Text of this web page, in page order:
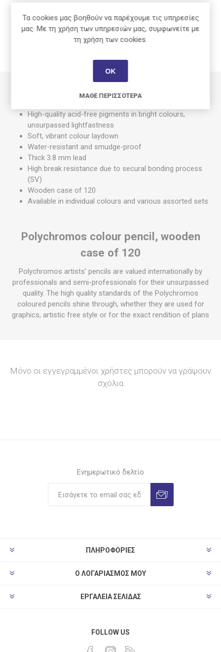
ΠΕΡΙΓΡΑΦΉ
Product details
High-quality acid-free pigments in bright colours,
unsurpassed lightfastness
Soft, vibrant colour laydown
Water-resistant and smudge-proof
Thick 3.8 mm lead
High break resistance due to secural bonding process
(SV)
Wooden case of 120
Available in individual colours and various assorted sets
Polychromos colour pencil, wooden
case of 120
Polychromos artists' pencils are valued internationally by
professionals and semi-professionals for their unsurpassed
quality. The high quality standards of the Polychromos
coloured pencils shine through, whether they are used for
graphics, artistic free style or for the exact rendition of plans
Μόνο οι εγγεγραμμένοι χρήστες μπορούν να γράψουν
σχόλια
Ενημερωτικό δελτίο
ΠΛΗΡΟΦΟΡΊΕΣ
Ο ΛΟΓΑΡΙΑΣΜΌΣ ΜΟΥ
ΕΡΓΑΛΕΊΑ ΣΕΛΊΔΑΣ
FOLLOW US
Τα cookies μας βοηθούν να παρέχουμε τις υπηρεσίες
μας. Με τη χρήση των υπηρεσιών μας, συμφωνείτε με
τη χρήση των cookies.
ΟΚ
ΜΆΘΕ ΠΕΡΙΣΣΌΤΕΡΑ